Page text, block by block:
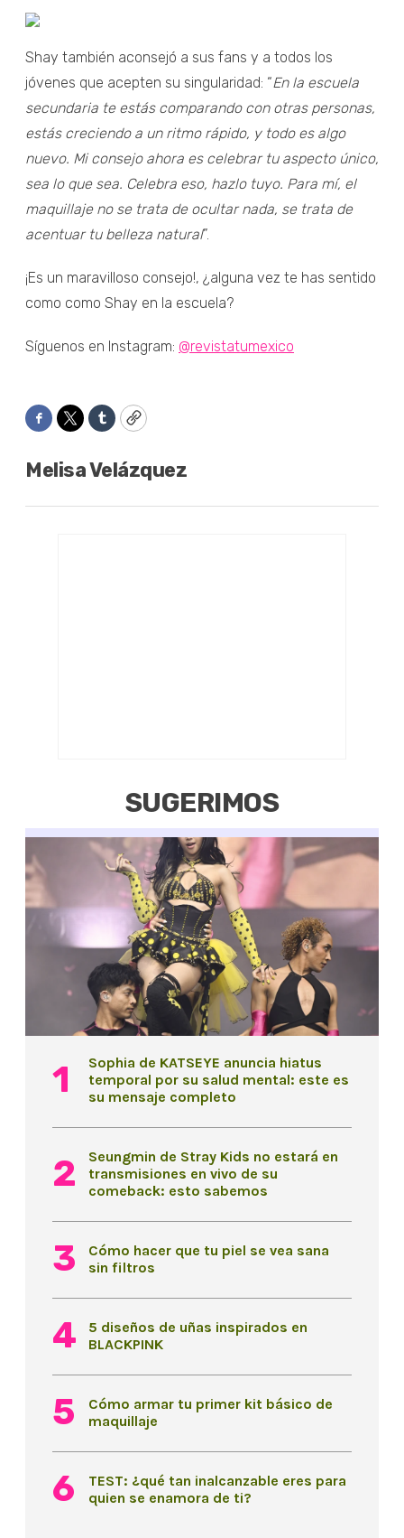
Shay también aconsejó a sus fans y a todos los
jóvenes que acepten su singularidad: “En la escuela
secundaria te estás comparando con otras personas,
estás creciendo a un ritmo rápido, y todo es algo
nuevo. Mi consejo ahora es celebrar tu aspecto único,
sea lo que sea. Celebra eso, hazlo tuyo. Para mí, el
maquillaje no se trata de ocultar nada, se trata de
acentuar tu belleza natural”.
¡Es un maravilloso consejo!, ¿alguna vez te has sentido
como como Shay en la escuela?
Síguenos en Instagram: @revistatumexico
Facebook
TwitterTumblrCopy
Melisa Velázquez
SUGERIMOS
Sophia de KATSEYE anuncia hiatus
temporal por su salud mental: este es
su mensaje completo
Seungmin de Stray Kids no estará en
transmisiones en vivo de su
comeback: esto sabemos
Cómo hacer que tu piel se vea sana
sin filtros
5 diseños de uñas inspirados en
BLACKPINK
Cómo armar tu primer kit básico de
maquillaje
TEST: ¿qué tan inalcanzable eres para
quien se enamora de ti?